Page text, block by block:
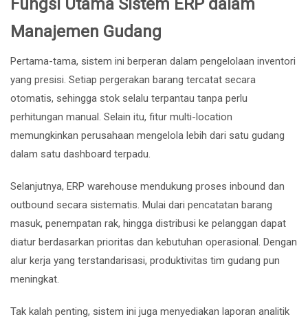
Fungsi Utama Sistem ERP dalam
Manajemen Gudang
Pertama-tama, sistem ini berperan dalam pengelolaan inventori
yang presisi. Setiap pergerakan barang tercatat secara
otomatis, sehingga stok selalu terpantau tanpa perlu
perhitungan manual. Selain itu, fitur multi-location
memungkinkan perusahaan mengelola lebih dari satu gudang
dalam satu dashboard terpadu.
Selanjutnya, ERP warehouse mendukung proses inbound dan
outbound secara sistematis. Mulai dari pencatatan barang
masuk, penempatan rak, hingga distribusi ke pelanggan dapat
diatur berdasarkan prioritas dan kebutuhan operasional. Dengan
alur kerja yang terstandarisasi, produktivitas tim gudang pun
meningkat.
Tak kalah penting, sistem ini juga menyediakan laporan analitik